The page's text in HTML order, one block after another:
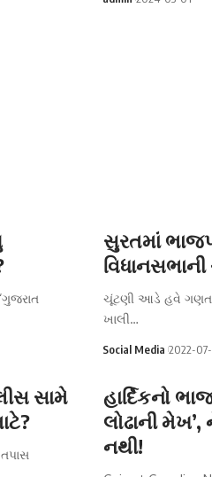
સુરતમાં
ચૂંટણી આડે હવે
ખાલી…
Social Media 2022-
સામે
હાર્દિકનો
લોઢાની મેખ’,
નથી!